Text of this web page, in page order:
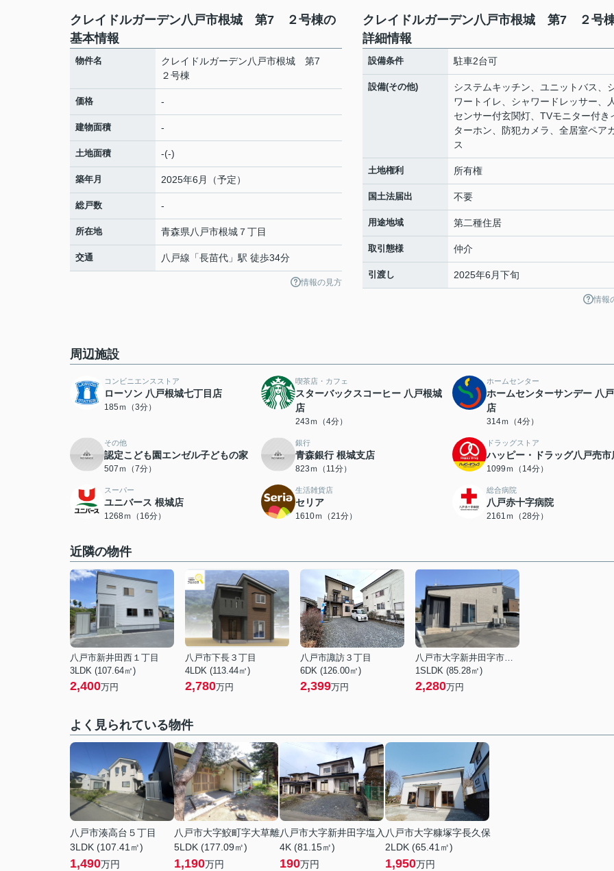
クレイドルガーデン八戸市根城 第7 ２号棟の
基本情報
物件名
クレイドルガーデン八戸市根城 第7
２号棟
価格 -
建物面積 -
土地面積 -(-)
築年月 2025年6月（予定）
総戸数 -
所在地 青森県八戸市根城 ７丁目
交通 八戸線 「長苗代 」駅 徒歩34分
情報の見方
クレイドルガーデン八戸市根城 第7 ２号
詳細情報
設備条件 駐車2台可
設備(その他)
システムキッチン、ユニットバス、
ワートイレ、シャワードレッサー、
センサー付玄関灯、TVモニター付き
ターホン、防犯カメラ、全居室ペア
ス
土地権利 所有権
国土法届出 不要
用途地域 第二種住居
取引態様 仲介
引渡し 2025年6月下旬
情報
周辺施設
コンビニエンスストア
ローソン 八戸根城七丁目店
185ｍ（3分）
喫茶店・カフェ
スターバックスコーヒー 八戸根城
店
243ｍ（4分）
ホームセンター
ホームセンターサンデー 八
店
314ｍ（4分）
その他
認定こども園エンゼル子どもの家
507ｍ（7分）
銀行
青森銀行 根城支店
823ｍ（11分）
ドラッグストア
ハッピー・ドラッグ八戸売市
1099ｍ（14分）
スーパー
ユニバース 根城店
1268ｍ（16分）
生活雑貨店
セリア
1610ｍ（21分）
総合病院
八戸赤十字病院
2161ｍ（28分）
近隣の物件
八戸市新井田西１丁目
3LDK (107.64㎡)
2,400万円
八戸市下長３丁目
4LDK (113.44㎡)
2,780万円
八戸市諏訪３丁目
6DK (126.00㎡)
2,399万円
八戸市大字新井田字市子林
1SLDK (85.28㎡)
2,280万円
よく見られている物件
八戸市湊高台５丁目
3LDK (107.41㎡)
1,490万円
八戸市大字鮫町字大草離
5LDK (177.09㎡)
1,190万円
八戸市大字新井田字塩入
4K (81.15㎡)
190万円
八戸市大字糠塚字長久保
2LDK (65.41㎡)
1,950万円